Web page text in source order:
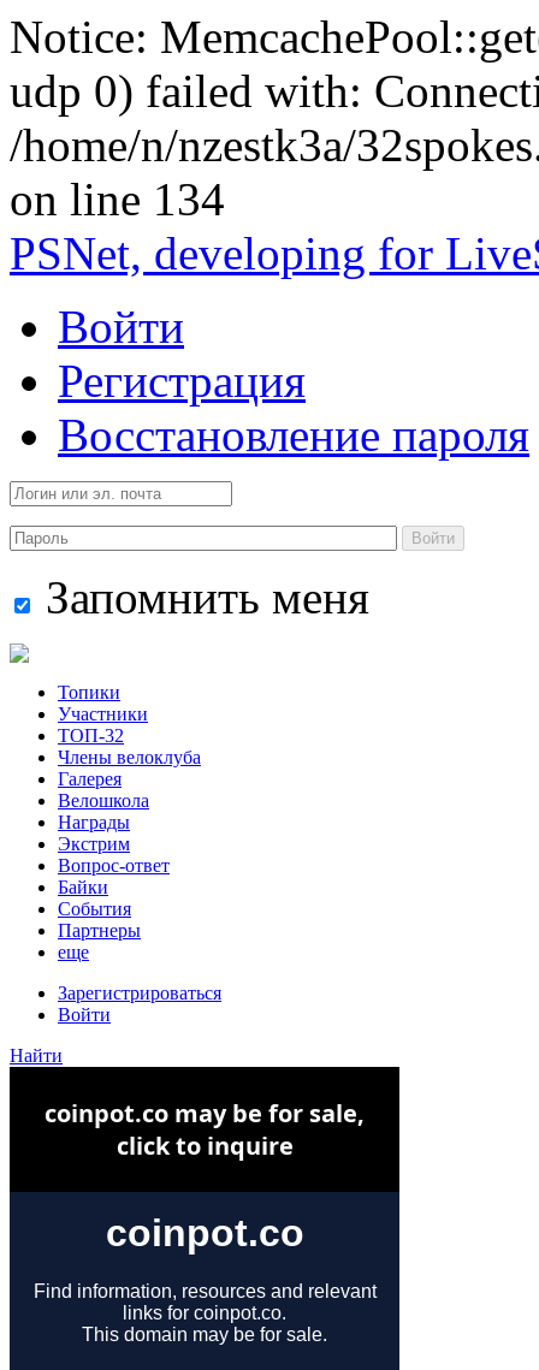
Notice:
udp 0) failed with:
/home/n/nzestk3a/
on line 134
PSNet, developing for
Войти
Регистрация
Восстановление пароля
Войти
Запомнить меня
Топики
Участники
ТОП-32
Члены велоклуба
Галерея
Велошкола
Награды
Экстрим
Вопрос-ответ
Байки
События
Партнеры
еще
Зарегистрироваться
Войти
Найти